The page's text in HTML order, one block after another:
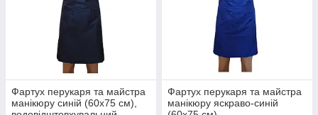
Фартух перукаря та майстра
манікюру синій (60х75 см),
Фартух перукаря та майстра
манікюру яскраво-синій